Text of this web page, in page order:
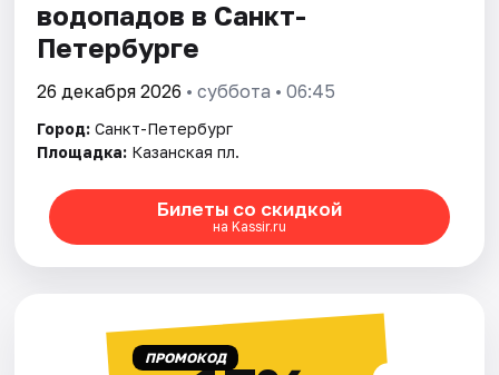
водопадов в Санкт-
Петербурге
26 декабря 2026 • суббота • 06:45
Город: Санкт-Петербург
Площадка: Казанская пл.
Билеты со скидкой
на Kassir.ru
ПРОМОКОД